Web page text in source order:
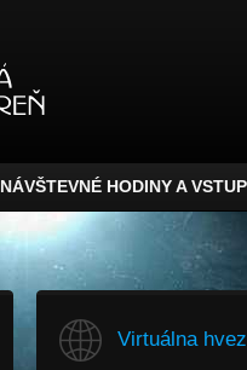
NÁVŠTEVNÉ HODINY A
Virtuálna